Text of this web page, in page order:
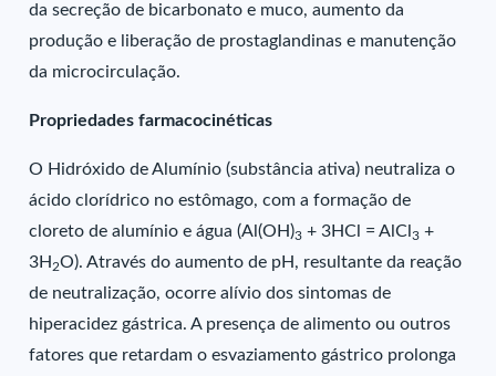
da secreção de bicarbonato e muco, aumento da
produção e liberação de prostaglandinas e manutenção
da microcirculação.
Propriedades farmacocinéticas
O Hidróxido de Alumínio (substância ativa) neutraliza o
ácido clorídrico no estômago, com a formação de
cloreto de alumínio e água (Al(OH)3 + 3HCl = AlCl 3 +
3H 2O). Através do aumento de pH, resultante da reação
de neutralização, ocorre alívio dos sintomas de
hiperacidez gástrica. A presença de alimento ou outros
fatores que retardam o esvaziamento gástrico prolonga